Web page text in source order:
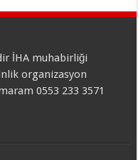
İHA muhabirliği
organizasyon
0553 233 3571